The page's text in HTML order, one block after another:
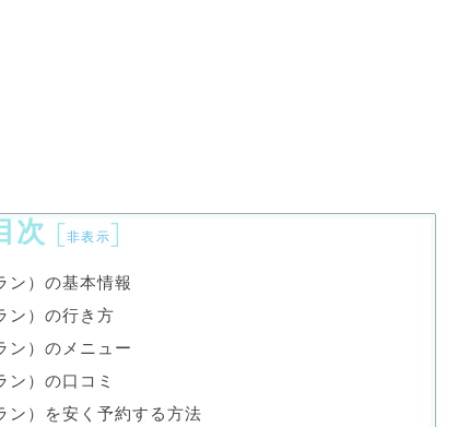
次 [非表示]
）の基本情報
）の行き方
）のメニュー
）の口コミ
）を安く予約する方法